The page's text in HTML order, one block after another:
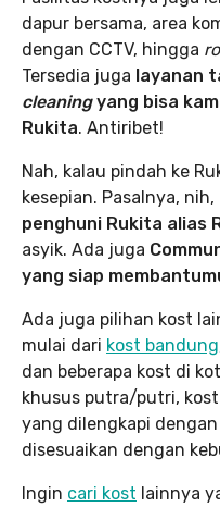
dapur bersama, area
dengan CCTV, hingga
Tersedia juga layanan
cleaningyang bisa
Rukita. Antiribet!
Nah, kalau pindah ke
kesepian. Pasalnya, nih,
penghuni Rukita alias
asyik. Ada juga
yang siap
Ada juga pilihan kost
mulai dari kost bandung
dan beberapa kost di
khusus putra/putri,
yang dilengkapi
disesuaikan dengan
Ingin cari kost lainnya